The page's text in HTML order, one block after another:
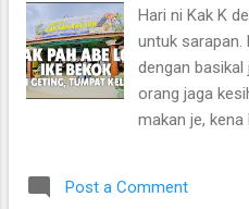
ditangkap
dimeriahkan
chalet dan
Selain aktiviti
Cerana Cruise
menaiki
Hari ni Kak K
untuk sarapan.
dengan
orang jaga
makan je, kena
balik 21km dari
Post a Comment